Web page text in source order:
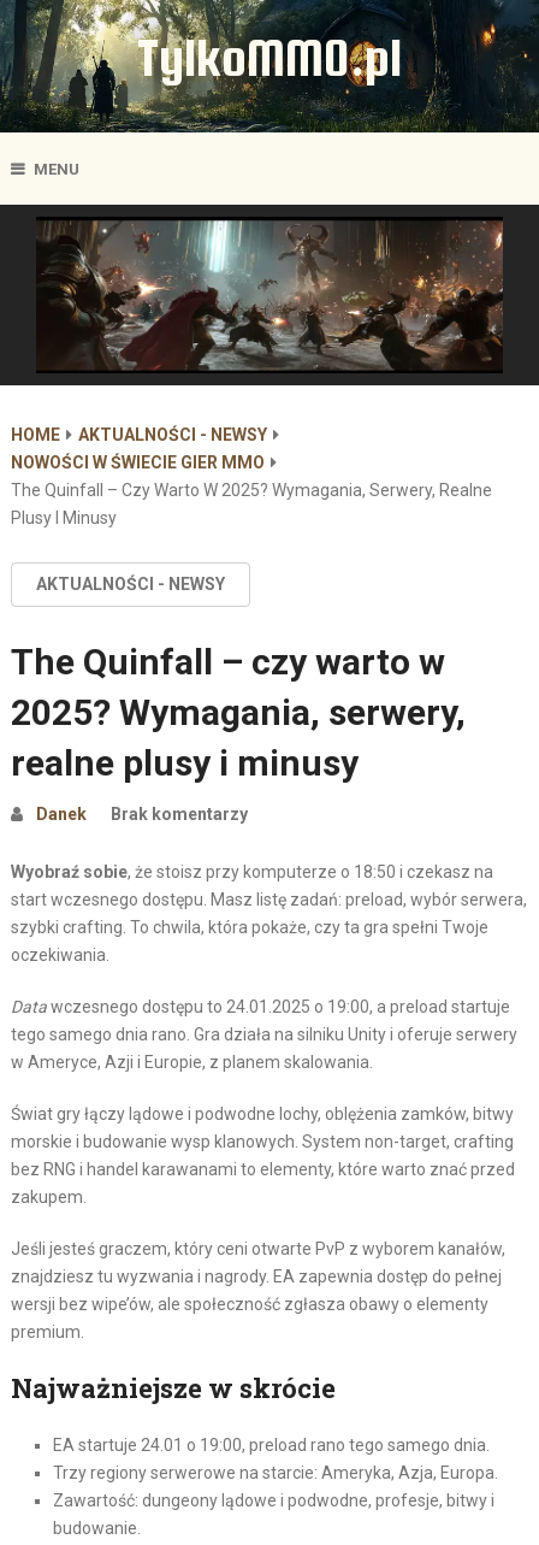
TylkoMMO.pl
MENU
HOME
AKTUALNOŚCI - NEWSY
NOWOŚCI W ŚWIECIE GIER MMO
The Quinfall – Czy Warto W 2025? Wymagania, Serwery, Realne
Plusy I Minusy
AKTUALNOŚCI - NEWSY
The Quinfall – czy warto w
2025? Wymagania, serwery,
realne plusy i minusy
Danek Brak komentarzy
Wyobraź sobie, że stoisz przy komputerze o 18:50 i czekasz na
start wczesnego dostępu. Masz listę zadań: preload, wybór serwera,
szybki crafting. To chwila, która pokaże, czy ta gra spełni Twoje
oczekiwania.
Datawczesnego dostępu to 24.01.2025 o 19:00, a preload startuje
tego samego dnia rano. Gra działa na silniku Unity i oferuje serwery
w Ameryce, Azji i Europie, z planem skalowania.
Świat gry łączy lądowe i podwodne lochy, oblężenia zamków, bitwy
morskie i budowanie wysp klanowych. System non-target, crafting
bez RNG i handel karawanami to elementy, które warto znać przed
zakupem.
Jeśli jesteś graczem, który ceni otwarte PvP z wyborem kanałów,
znajdziesz tu wyzwania i nagrody. EA zapewnia dostęp do pełnej
wersji bez wipe’ów, ale społeczność zgłasza obawy o elementy
premium.
Najważniejsze w skrócie
EA startuje 24.01 o 19:00, preload rano tego samego dnia.
Trzy regiony serwerowe na starcie: Ameryka, Azja, Europa.
Zawartość: dungeony lądowe i podwodne, profesje, bitwy i
budowanie.